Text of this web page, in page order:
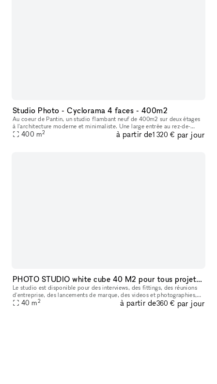
Studio Photo - Cyclorama 4 faces - 400m2
Au coeur de Pantin, un studio flambant neuf de 400m2 sur deux étages
à l'architecture moderne et minimaliste. Une large entrée au rez-de-
chaussée vous permettra un déchargement de votre matériel au
400 m2 à partir de1 320 € par jour
PHOTO STUDIO white cube 40 M2 pour tous projets créatifs
Le studio est disponible pour des interviews, des fittings, des réunions
d'entreprise, des lancements de marque, des videos et photographies,
des décors et de la production (lumière naturelle extraor
40 m2 à partir de360 € par jour